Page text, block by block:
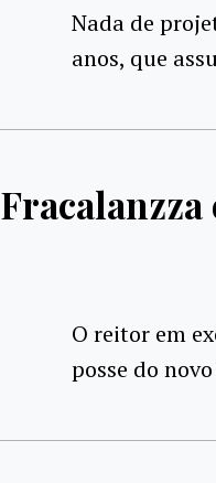
Nada de
anos, que
Fracalanzza
O reitor em
posse do